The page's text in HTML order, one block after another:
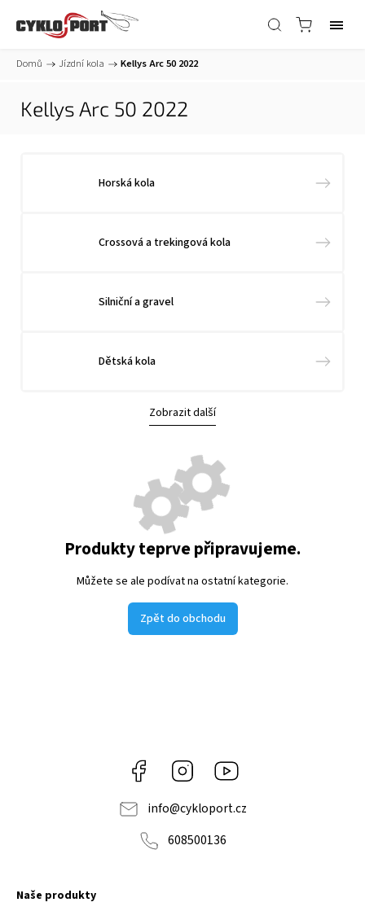
Domů / Jízdní kola / Kellys Arc 50 2022
Kellys Arc 50 2022
Horská kola
Crossová a trekingová kola
Silniční a gravel
Dětská kola
Zobrazit další
Produkty teprve připravujeme.
Můžete se ale podívat na ostatní kategorie.
Zpět do obchodu
Facebook Instagram
info@cykloport.cz
608500136
Naše produkty